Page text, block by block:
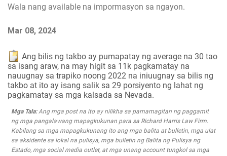
Wala nang available na impormasyon sa ngayon.
Mar 08, 2024
Ang bilis ng takbo ay pumapatay ng average na 30 tao
sa isang araw, na may higit sa 11k pagkamatay na
nauugnay sa trapiko noong 2022 na iniuugnay sa bilis ng
takbo at ito ay isang salik sa 29 porsiyento ng lahat ng
pagkamatay sa mga kalsada sa Nevada.
Mga Tala:Ang mga post na ito ay nilikha sa pamamagitan ng paggamit
ng mga pangalawang mapagkukunan para sa Richard Harris Law Firm.
Kabilang sa mga mapagkukunang ito ang mga balita at bulletin, mga ulat
sa aksidente sa lokal na pulisya, mga bulletin ng Balita ng Pulisya ng
Estado, mga social media outlet, at mga unang account tungkol sa mga